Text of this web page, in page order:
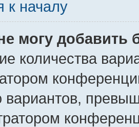
к началу
могу добавить
количества
вариантов,